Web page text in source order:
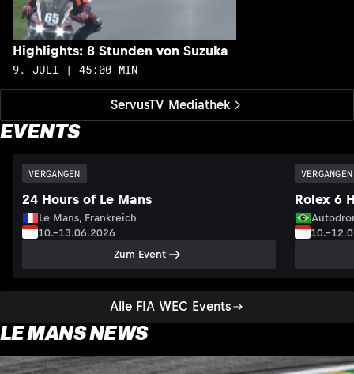
ServusTV Mediathek
Highlights: 8 Stunden von Suzuka
9. JULI | 45:00 MIN
EVENTS
Alle FIA WEC Events
VERGANGEN
24 Hours of Le Mans
Le Mans, Frankreich
10.–13.06.2026
Zum Event
VERGANGEN
Rolex 6
LE MANS NEWS